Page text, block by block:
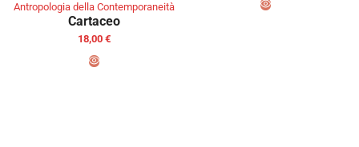
Antropologia della Contemporaneità
Cartaceo
18,00 €